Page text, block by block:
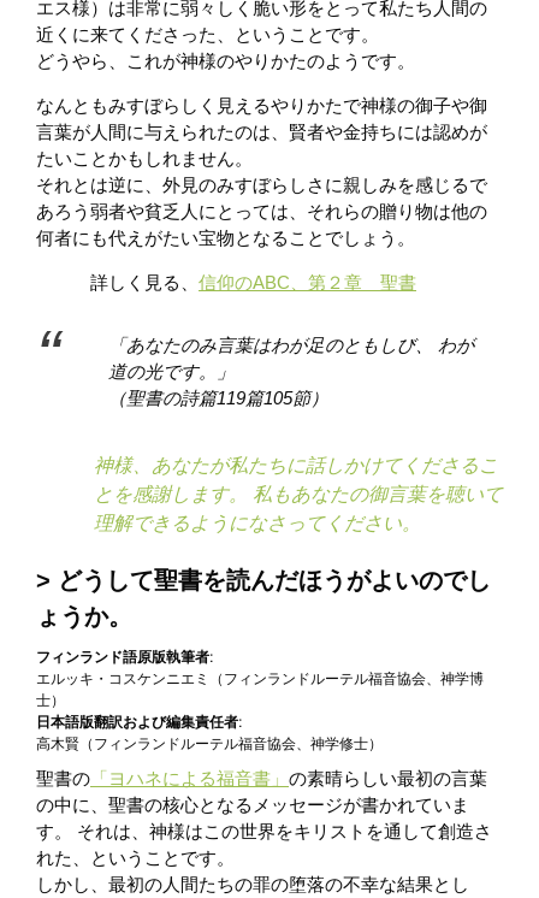
エス様）は非常に弱々しく脆い形をとって私たち人間の
近くに来てくださった、ということです。
どうやら、これが神様のやりかたのようです。
なんともみすぼらしく見えるやりかたで神様の御子や御
言葉が人間に与えられたのは、賢者や金持ちには認めが
たいことかもしれません。
それとは逆に、外見のみすぼらしさに親しみを感じるで
あろう弱者や貧乏人にとっては、それらの贈り物は他の
何者にも代えがたい宝物となることでしょう。
詳しく見る、 信仰のABC、第２章 聖書
「あなたのみ言葉はわが足のともしび、 わが
道の光です。」
（聖書の詩篇119篇105節）
神様、あなたが私たちに話しかけてくださるこ
とを感謝します。 私もあなたの御言葉を聴いて
理解できるようになさってください。
どうして聖書を読んだほうがよいのでし
ょうか。
フィンランド語原版執筆者:
エルッキ・コスケンニエミ（フィンランドルーテル福音協会、神学博
士）
日本語版翻訳および編集責任者:
高木賢（フィンランドルーテル福音協会、神学修士）
聖書の 「ヨハネによる福音書」 の素晴らしい最初の言葉
の中に、聖書の核心となるメッセージが書かれていま
す。 それは、神様はこの世界をキリストを通して創造さ
れた、ということです。
しかし、最初の人間たちの罪の堕落の不幸な結果とし